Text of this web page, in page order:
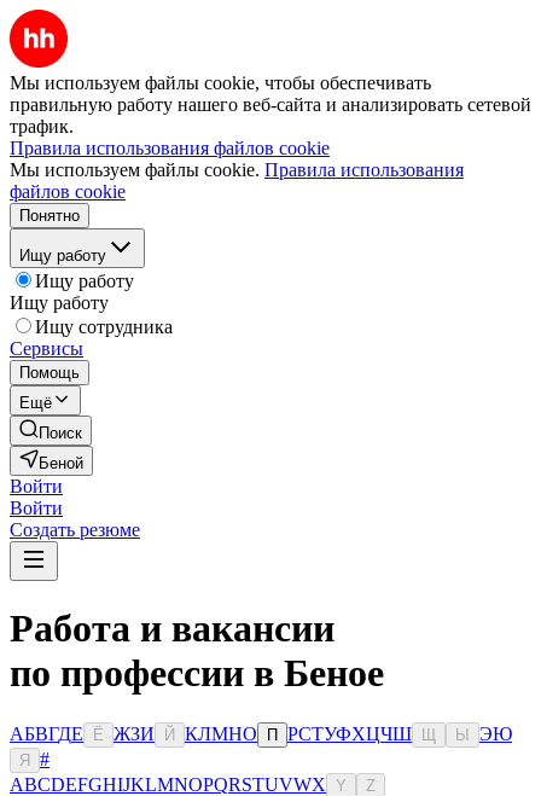
Мы используем файлы cookie, чтобы обеспечивать
правильную работу нашего веб-сайта и анализировать сетевой
трафик.
Правила использования файлов cookie
Мы используем файлы cookie. Правила использования
файлов cookie
Понятно
Ищу работу
Ищу работу
Ищу работу
Ищу сотрудника
Сервисы
Помощь
Ещё
Поиск
Беной
Войти
Войти
Создать резюме
Работа и вакансии
по профессии в Беное
АБВГДЕ Ё ЖЗИ Й КЛМНО П РСТУФХЦЧШ Ы ЭЮ
Я
#
ABCDEFGHIJKLMNOPQRSTUVWX Y Z